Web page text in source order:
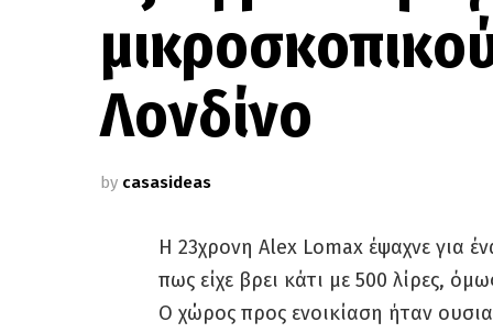
Λονδίνο
by casasideas
Η 23χρονη Alex Lomax έψαχνε για
πως είχε βρει κάτι με 500 λίρες,
Ο χώρος προς ενοικίαση ήταν